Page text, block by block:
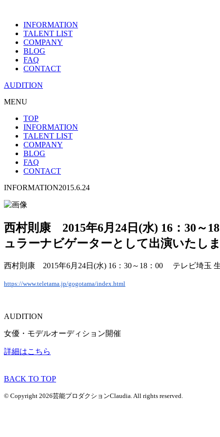
INFORMATION
TALENT LIST
COMPANY
BLOG
FAQ
CONTACT
AUDITION
MENU
TOP
INFORMATION
TALENT LIST
COMPANY
BLOG
FAQ
CONTACT
INFORMATION2015.6.24
西村則康 2015年6月24日(水) 16：30～
ュラーナビゲーターとして出演いたしま
西村則康 2015年6月24日(水) 16：30～18：00 テレビ埼玉
https://www.teletama.jp/gogotama/index.html
AUDITION
女優・モデルオーディション開催
詳細はこちら
BACK TO TOP
© Copyright 2026芸能プロダクションClaudia. All rights reserved.